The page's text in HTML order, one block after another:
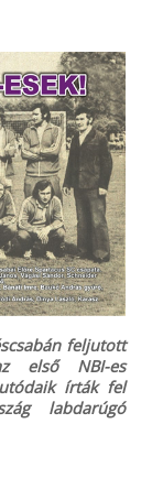
feljutott
első NBI-es
írták fel
labdarúgó